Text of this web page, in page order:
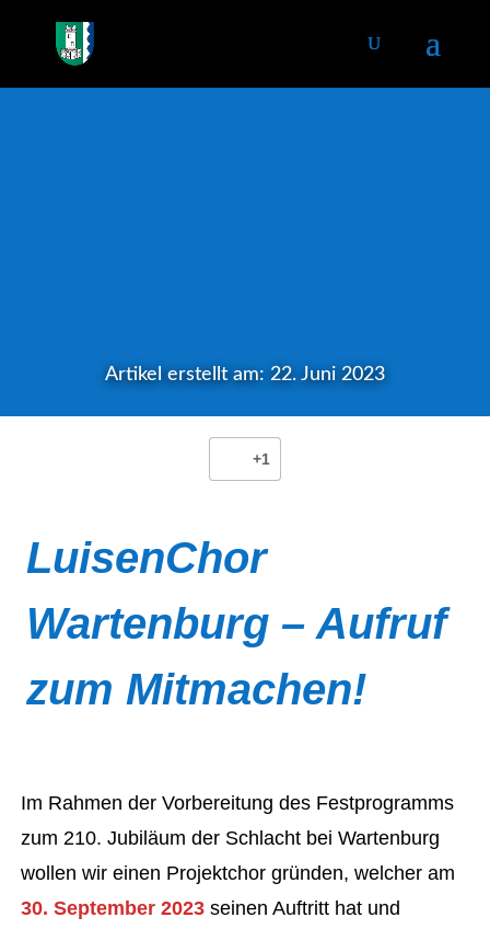
Artikel erstellt am: 22. Juni 2023
+1
LuisenChor
Wartenburg – Aufruf
zum Mitmachen!
Im Rahmen der Vorbereitung des Festprogramms
zum 210. Jubiläum der Schlacht bei Wartenburg
wollen wir einen Projektchor gründen, welcher am
30. September 2023seinen Auftritt hat und